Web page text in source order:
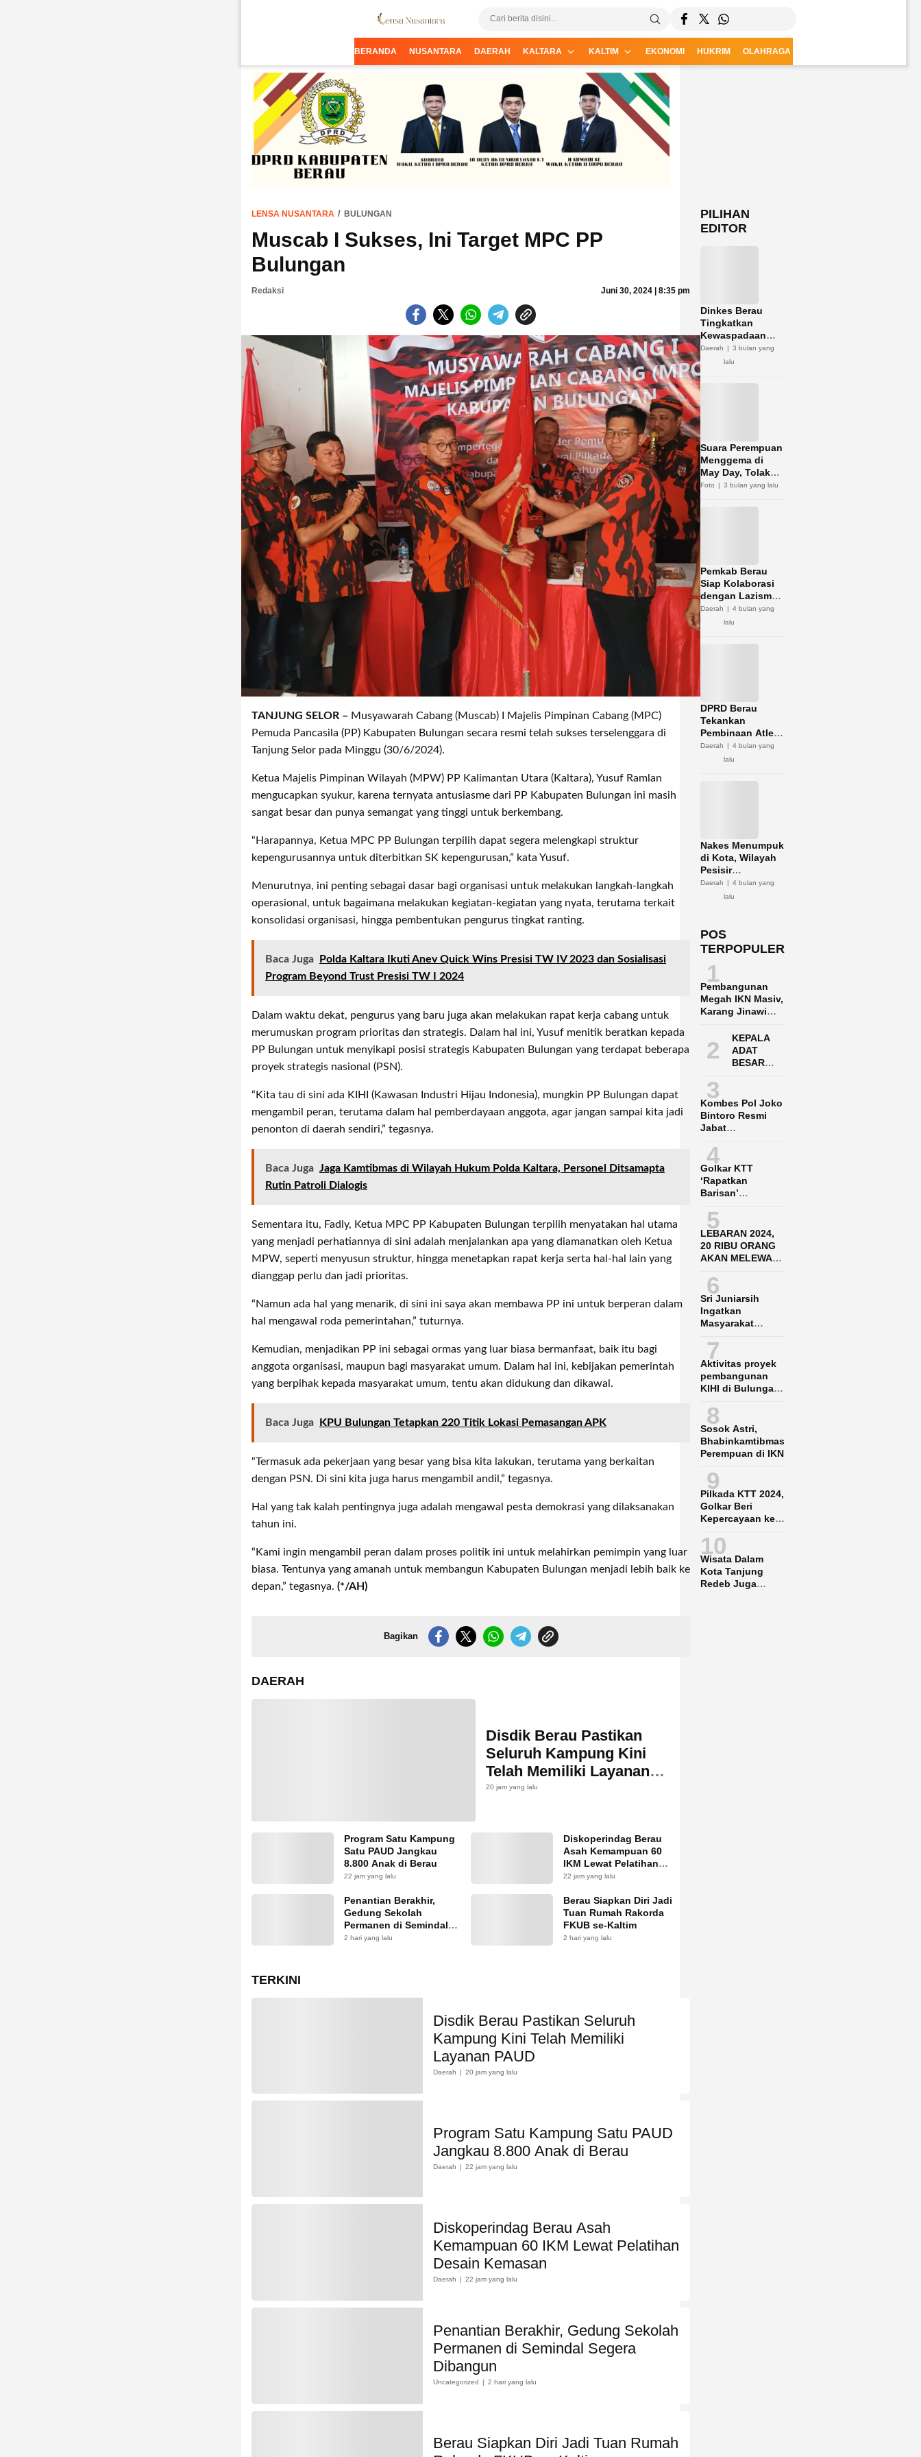
Lensa Nusantara
Informasi Terpercaya dari Nusantara
BERANDA NUSANTARA DAERAH KALTARA KALTIM EKONOMI HUKRIM OLAHRAGA
LENSA NUSANTARA BULUNGAN
Muscab I Sukses, Ini Target MPC PP
Bulungan
Redaksi Juni 30, 2024 | 8:35 pm
TANJUNG SELOR – Musyawarah Cabang (Muscab) I Majelis Pimpinan Cabang (MPC)
Pemuda Pancasila (PP) Kabupaten Bulungan secara resmi telah sukses terselenggara di
Tanjung Selor pada Minggu (30/6/2024).
Ketua Majelis Pimpinan Wilayah (MPW) PP Kalimantan Utara (Kaltara), Yusuf Ramlan
mengucapkan syukur, karena ternyata antusiasme dari PP Kabupaten Bulungan ini masih
sangat besar dan punya semangat yang tinggi untuk berkembang.
“Harapannya, Ketua MPC PP Bulungan terpilih dapat segera melengkapi struktur
kepengurusannya untuk diterbitkan SK kepengurusan,” kata Yusuf.
Menurutnya, ini penting sebagai dasar bagi organisasi untuk melakukan langkah-langkah
operasional, untuk bagaimana melakukan kegiatan-kegiatan yang nyata, terutama terkait
konsolidasi organisasi, hingga pembentukan pengurus tingkat ranting.
Baca Juga
Polda Kaltara Ikuti Anev Quick Wins Presisi TW IV 2023 dan Sosialisasi
Program Beyond Trust Presisi TW I 2024
Dalam waktu dekat, pengurus yang baru juga akan melakukan rapat kerja cabang untuk
merumuskan program prioritas dan strategis. Dalam hal ini, Yusuf menitik beratkan kepada
PP Bulungan untuk menyikapi posisi strategis Kabupaten Bulungan yang terdapat beberapa
proyek strategis nasional (PSN).
“Kita tau di sini ada KIHI (Kawasan Industri Hijau Indonesia), mungkin PP Bulungan dapat
mengambil peran, terutama dalam hal pemberdayaan anggota, agar jangan sampai kita jadi
penonton di daerah sendiri,” tegasnya.
Baca Juga Jaga Kamtibmas di Wilayah Hukum Polda Kaltara, Personel Ditsamapta
Rutin Patroli Dialogis
Sementara itu, Fadly, Ketua MPC PP Kabupaten Bulungan terpilih menyatakan hal utama
yang menjadi perhatiannya di sini adalah menjalankan apa yang diamanatkan oleh Ketua
MPW, seperti menyusun struktur, hingga menetapkan rapat kerja serta hal-hal lain yang
dianggap perlu dan jadi prioritas.
“Namun ada hal yang menarik, di sini ini saya akan membawa PP ini untuk berperan dalam
hal mengawal roda pemerintahan,” tuturnya.
Kemudian, menjadikan PP ini sebagai ormas yang luar biasa bermanfaat, baik itu bagi
anggota organisasi, maupun bagi masyarakat umum. Dalam hal ini, kebijakan pemerintah
yang berpihak kepada masyarakat umum, tentu akan didukung dan dikawal.
Baca Juga KPU Bulungan Tetapkan 220 Titik Lokasi Pemasangan APK
“Termasuk ada pekerjaan yang besar yang bisa kita lakukan, terutama yang berkaitan
dengan PSN. Di sini kita juga harus mengambil andil,” tegasnya.
Hal yang tak kalah pentingnya juga adalah mengawal pesta demokrasi yang dilaksanakan
tahun ini.
“Kami ingin mengambil peran dalam proses politik ini untuk melahirkan pemimpin yang luar
biasa. Tentunya yang amanah untuk membangun Kabupaten Bulungan menjadi lebih baik ke
depan,” tegasnya. (*/AH)
Bagikan
DAERAH
Disdik Berau Pastikan
Seluruh Kampung Kini
Telah Memiliki Layanan
PAUD
20 jam yang lalu
Program Satu Kampung
Satu PAUD Jangkau
8.800 Anak di Berau
22 jam yang lalu
Diskoperindag Berau
Asah Kemampuan 60
IKM Lewat Pelatihan
Desain Kemasan
22 jam yang lalu
Penantian Berakhir,
Gedung Sekolah
Permanen di Semindal
Segera Dibangun
2 hari yang lalu
Berau Siapkan Diri Jadi
Tuan Rumah Rakorda
FKUB se-Kaltim
2 hari yang lalu
TERKINI
Disdik Berau Pastikan Seluruh
Kampung Kini Telah Memiliki
Layanan PAUD
Daerah 20 jam yang lalu
Program Satu Kampung Satu PAUD
Jangkau 8.800 Anak di Berau
Daerah 22 jam yang lalu
Diskoperindag Berau Asah
Kemampuan 60 IKM Lewat Pelatihan
Desain Kemasan
Daerah 22 jam yang lalu
Penantian Berakhir, Gedung Sekolah
Permanen di Semindal Segera
Dibangun
Uncategorized 2 hari yang lalu
Berau Siapkan Diri Jadi Tuan Rumah
PILIHAN
EDITOR
Dinkes Berau
Tingkatkan
Kewaspadaan
Hantavirus
Daerah
3 bulan yang
lalu
Suara Perempuan
Menggema di
May Day, Tolak
Diskriminasi dan
Foto 3 bulan yang lalu
Pemkab Berau
Siap Kolaborasi
dengan Lazismu
Optimalkan
Potensi Zakat
Daerah
4 bulan yang
lalu
DPRD Berau
Tekankan
Pembinaan Atlet
Jadi Kunci
Sukses Porprov
Daerah
4 bulan yang
lalu
Nakes Menumpuk
di Kota, Wilayah
Pesisir
Kekurangan
Daerah
4 bulan yang
lalu
POS
TERPOPULER
1
Pembangunan
Megah IKN Masiv,
Karang Jinawi
Menunggu
Infrastruktur
2
KEPALA
ADAT
BESAR
ADUKAN
POLRES
3
Kombes Pol Joko
Bintoro Resmi
Jabat
Polda Kaltara
4
Golkar KTT
‘Rapatkan
Barisan’
Agil-Hendrik
5
LEBARAN 2024,
20 RIBU ORANG
AKAN MELEWATI
BALIKPAPAN
6
Sri Juniarsih
Ingatkan
Masyarakat
Garap Lahan KBK
7
Aktivitas proyek
pembangunan
KIHI di Bulungan
lokal
8
Sosok Astri,
Bhabinkamtibmas
Perempuan di IKN
9
Pilkada KTT 2024,
Golkar Beri
Kepercayaan ke
10
Wisata Dalam
Kota Tanjung
Redeb Juga